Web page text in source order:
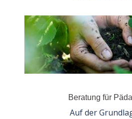
Beratung für
Auf der